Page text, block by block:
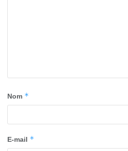
Nom *
E-mail *